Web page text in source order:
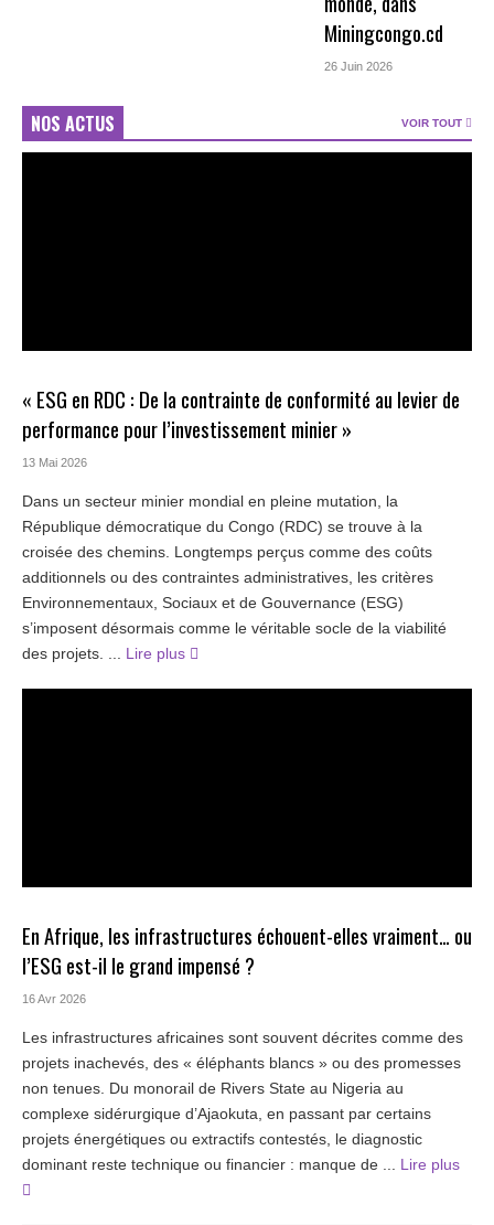
Miningcongo.cd
26 Juin 2026
NOS ACTUS VOIR TOUT
« ESG en RDC : De la contrainte de conformité au levier de
performance pour l’investissement minier »
13 Mai 2026
Dans un secteur minier mondial en pleine mutation, la
République démocratique du Congo (RDC) se trouve à la
croisée des chemins. Longtemps perçus comme des coûts
additionnels ou des contraintes administratives, les critères
Environnementaux, Sociaux et de Gouvernance (ESG)
s’imposent désormais comme le véritable socle de la viabilité
des projets. ...
Lire plus
En Afrique, les infrastructures échouent-elles vraiment… ou
l’ESG est-il le grand impensé ?
16 Avr 2026
Les infrastructures africaines sont souvent décrites comme des
projets inachevés, des « éléphants blancs » ou des promesses
non tenues. Du monorail de Rivers State au Nigeria au
complexe sidérurgique d’Ajaokuta, en passant par certains
projets énergétiques ou extractifs contestés, le diagnostic
dominant reste technique ou financier : manque de ...
Lire plus